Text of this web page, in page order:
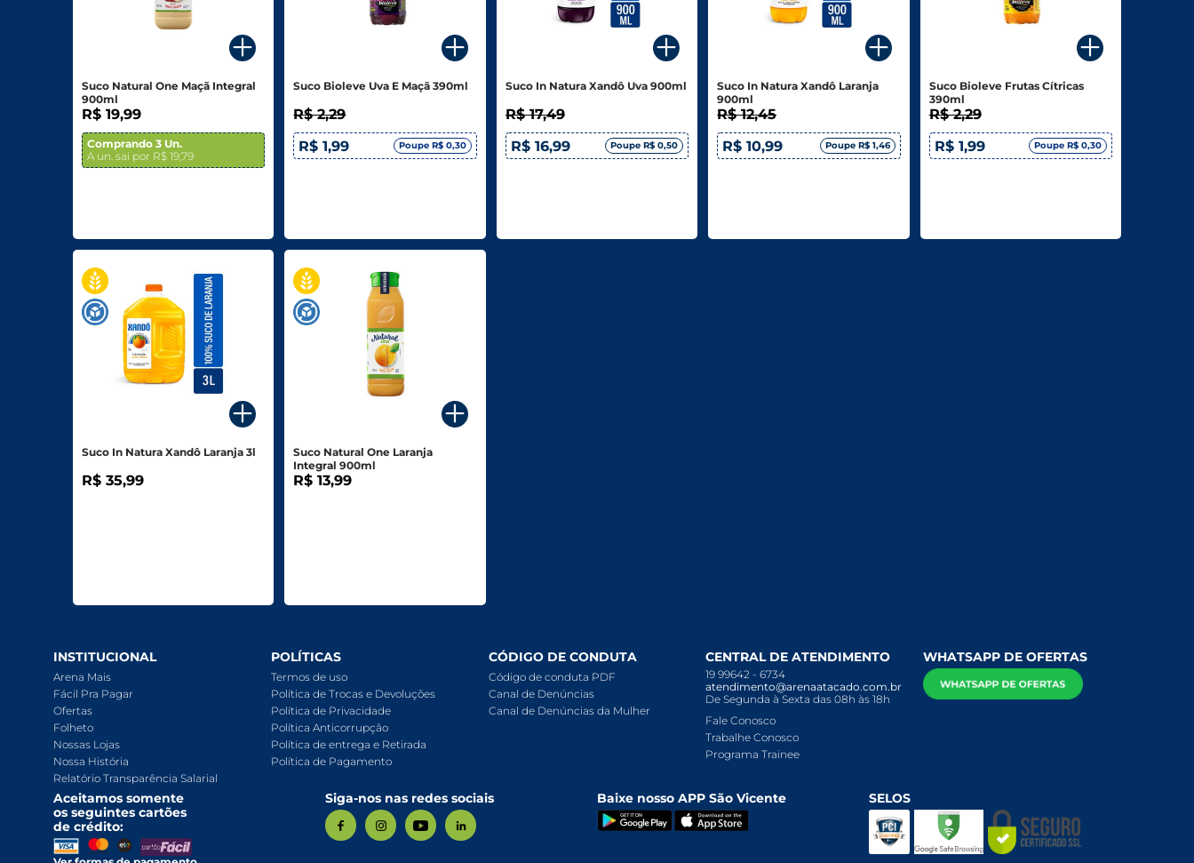
Suco Natural One Maçã Integral
900ml
R$ 19,99
Comprando 3 Un.
A un. sai por R$ 19,79
Suco Bioleve Uva E Maçã 390ml
R$ 2,29
R$ 1,99
Poupe R$ 0,30
Suco In Natura Xandô Uva 900ml
R$ 17,49
R$ 16,99
Poupe R$ 0,50
Suco In Natura Xandô Laranja
900ml
R$ 12,45
R$ 10,99
Poupe R$ 1,46
Suco Bioleve Frutas Cítricas
390ml
R$ 2,29
R$ 1,99
Poupe R$ 0,30
Suco In Natura Xandô Laranja 3l
R$ 35,99
Suco Natural One Laranja
Integral 900ml
R$ 13,99
INSTITUCIONAL
Arena Mais
Fácil Pra Pagar
Ofertas
Folheto
Nossas Lojas
Nossa História
Relatório Transparência Salarial
POLÍTICAS
Termos de uso
Política de Trocas e Devoluções
Política de Privacidade
Política Anticorrupção
Política de entrega e Retirada
Política de Pagamento
CÓDIGO DE CONDUTA
Código de conduta PDF
Canal de Denúncias
Canal de Denúncias da Mulher
CENTRAL DE ATENDIMENTO
19 99642 - 6734
atendimento@arenaatacado.com.br
De Segunda à Sexta das 08h às 18h
Fale Conosco
Trabalhe Conosco
Programa Trainee
WHATSAPP DE OFERTAS
Aceitamos somente
os seguintes cartões
de crédito:
Siga-nos nas redes sociais Baixe nosso APP São Vicente SELOS